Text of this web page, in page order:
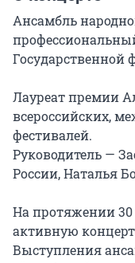
Ансамбль
Государственной
Лауреат премии
всероссийских,
фестивалей.
Руководитель —
России, Наталья
На протяжении 30
активную
Выступления